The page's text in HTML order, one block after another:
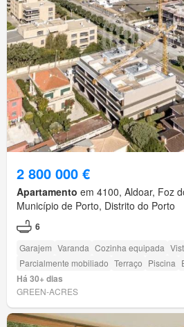
2 800 000 €
Apartamento em 4100, Aldoar, Foz
Município de Porto, Distrito do Porto
6
Garajem Varanda Cozinha equipada
Parcialmente mobiliado Terraço Piscina
Há 30+ dias
GREEN-ACRES